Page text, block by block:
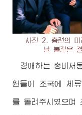
사진 2. 총련의 미
날 불같은
경애하는 총비서
원들이 조국에 체
를 돌려주시였으며